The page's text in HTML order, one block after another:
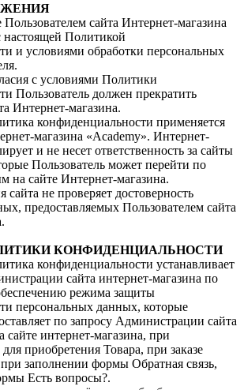
сайта Интернет-магазина
настоящей Политикой
и условиями обработки персональных
с условиями Политики
Пользователь должен прекратить
Интернет-магазина.
конфиденциальности применяется
магазина «Academy». Интернет-
и не несет ответственность за сайты
Пользователь может перейти по
на сайте Интернет-магазина.
не проверяет достоверность
предоставляемых Пользователем сайта
КОНФИДЕНЦИАЛЬНОСТИ
конфиденциальности устанавливает
сайта интернет-магазина по
режима защиты
персональных данных, которые
по запросу Администрации сайта
сайте интернет-магазина, при
приобретения Товара, при заказе
заполнении формы Обратная связь,
Есть вопросы?.